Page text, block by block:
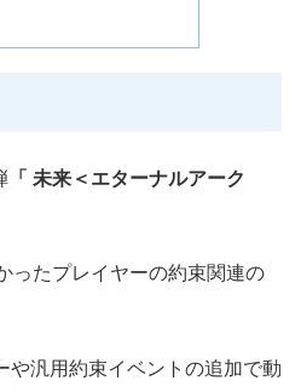
「 未来＜エターナルアーク
ったプレイヤーの約束関連の
や汎用約束イベントの追加で動